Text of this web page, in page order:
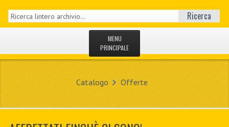
Ricerca
MENU
PRINCIPALE
IL MIO CONTO
Catalogo Offerte